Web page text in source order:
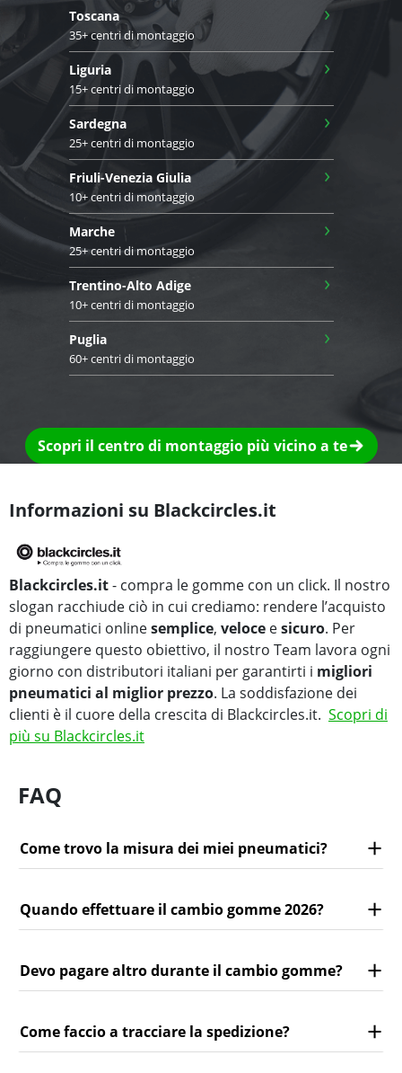
Toscana
35+ centri di montaggio
›
Liguria
15+ centri di montaggio
›
Sardegna
25+ centri di montaggio
›
Friuli-Venezia Giulia
10+ centri di montaggio
›
Marche
25+ centri di montaggio
›
Trentino-Alto Adige
10+ centri di montaggio
›
Puglia
60+ centri di montaggio
›
Scopri il centro di montaggio più vicino a te
Informazioni su Blackcircles.it
Blackcircles.it- compra le gomme con un click. Il nostro
slogan racchiude ciò in cui crediamo: rendere l’acquisto
di pneumatici onlinesemplice, veloce esicuro. Per
raggiungere questo obiettivo, il nostro Team lavora ogni
giorno con distributori italiani per garantirti i migliori
pneumatici al miglior prezzo. La soddisfazione dei
clienti è il cuore della crescita di Blackcircles.it. Scopri di
più su Blackcircles.it
FAQ
Come trovo la misura dei miei pneumatici?
Quando effettuare il cambio gomme 2026?
Devo pagare altro durante il cambio gomme?
Come faccio a tracciare la spedizione?